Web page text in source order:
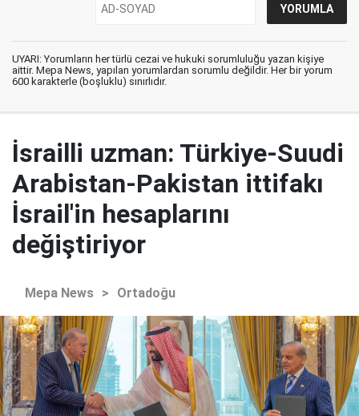
UYARI: Yorumların her türlü cezai ve hukuki sorumluluğu yazan kişiye
aittir. Mepa News, yapılan yorumlardan sorumlu değildir. Her bir yorum
600 karakterle (boşluklu) sınırlıdır.
İsrailli uzman: Türkiye-Suudi
Arabistan-Pakistan ittifakı
İsrail'in hesaplarını
değiştiriyor
Mepa News > Ortadoğu